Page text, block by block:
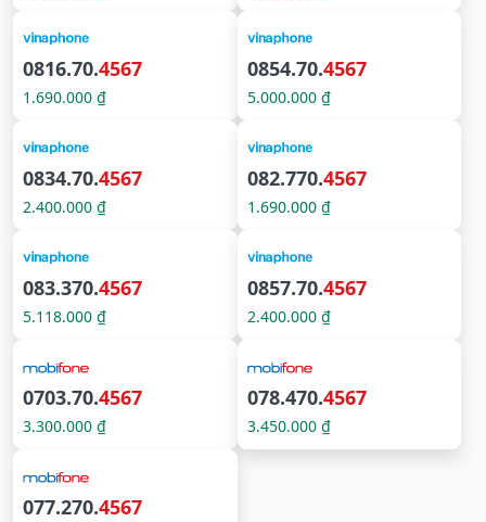
0816.70.4567
1.690.000 ₫
0854.70.4567
5.000.000 ₫
0834.70.4567
2.400.000 ₫
082.770.4567
1.690.000 ₫
083.370.4567
5.118.000 ₫
0857.70.4567
2.400.000 ₫
0703.70.4567
3.300.000 ₫
078.470.4567
3.450.000 ₫
077.270.4567